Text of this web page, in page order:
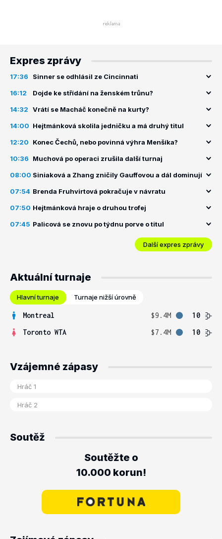
Expres zprávy
17:36 Sinner se odhlásil ze Cincinnati
16:12 Dojde ke střídání na ženském trůnu?
14:32 Vrátí se Macháč konečně na kurty?
14:00 Hejtmánková skolila jedničku a má druhý titul
12:20 Konec Čechů, nebo povinná výhra Menšíka?
10:36 Muchová po operaci zrušila další turnaj
08:00 Siniaková a Zhang zničily Gauffovou a dál dominují
07:54 Brenda Fruhvirtová pokračuje v návratu
07:50 Hejtmánková hraje o druhou trofej
07:45 Palicová se znovu po týdnu porve o titul
Další expres zprávy
Aktuální turnaje
Hlavní turnaje Turnaje nižší úrovně
Montreal $9.4M
10
Toronto WTA
$7.4M 10
Vzájemné zápasy
Soutěž
Soutěžte o
10.000 korun!